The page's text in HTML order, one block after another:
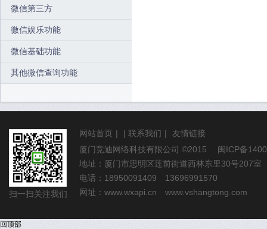
微信第三方
微信娱乐功能
微信基础功能
其他微信查询功能
扫一扫关注我们
网站首页 | | 联系我们 |
友情链接
厦门竞迪网络科技有限公司 ©2015 闽ICP备
地址：厦门市思明区莲前街道西林东里30号207室
电话：18950091409 13696991570
网址： www.wxapi.cn www.vshangtong.com
回顶部